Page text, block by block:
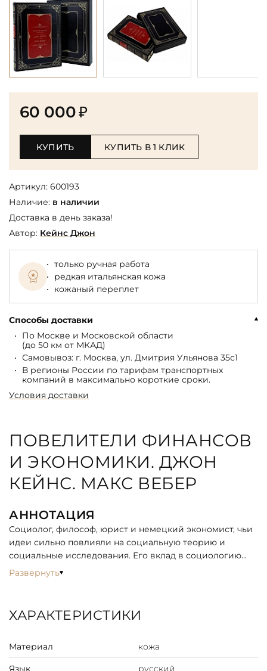
60 000₽
КУПИТЬ КУПИТЬ В 1 КЛИК
Артикул: 600193
Наличие: в наличии
Доставка в день заказа!
Автор: Кейнс Джон
только ручная работа
редкая итальянская кожа
кожаный переплет
Способы доставки
По Москве и Московской области
(до 50 км от МКАД)
Самовывоз: г. Москва, ул. Дмитрия Ульянова 35с1
В регионы России по тарифам транспортных
компаний в максимально короткие сроки.
Условия доставки
ПОВЕЛИТЕЛИ ФИНАНСОВ
И ЭКОНОМИКИ. ДЖОН
КЕЙНС. МАКС ВЕБЕР
АННОТАЦИЯ
Социолог, философ, юрист и немецкий экономист, чьи
идеи сильно повлияли на социальную теорию и
социальные исследования. Его вклад в социологию
огромен и продолжает влиять на интеллектуальные
Основная интеллектуальная задача Вебера
секуляризации, рационализации и разочарования,
Развернуть
ХАРАКТЕРИСТИКИ
Материал кожа
Язык русский